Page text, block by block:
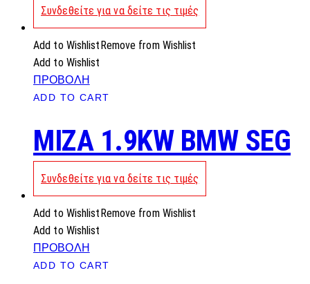
Συνδεθείτε για να δείτε τις τιμές
Add to Wishlist Remove from Wishlist
Add to Wishlist
ΠΡΟΒΟΛΗ
ADD TO CART
MIZA 1.9KW BMW SEG
Συνδεθείτε για να δείτε τις τιμές
Add to Wishlist Remove from Wishlist
Add to Wishlist
ΠΡΟΒΟΛΗ
ADD TO CART